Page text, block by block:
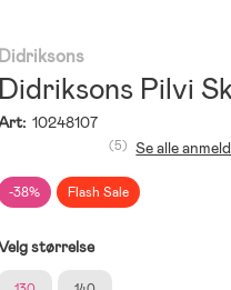
Didriksons
Didriksons Pilvi
10248107
-38% Flash Sale
(5) Se alle
størrelse